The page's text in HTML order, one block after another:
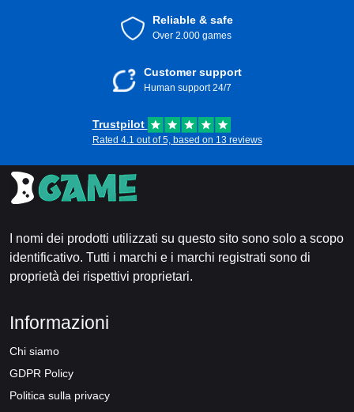
Reliable & safe
Over 2.000 games
Customer support
Human support 24/7
Trustpilot
Rated 4.1 out of 5, based on 13 reviews
I nomi dei prodotti utilizzati su questo sito sono solo a scopo
identificativo. Tutti i marchi e i marchi registrati sono di
proprietà dei rispettivi proprietari.
Informazioni
Chi siamo
GDPR Policy
Politica sulla privacy